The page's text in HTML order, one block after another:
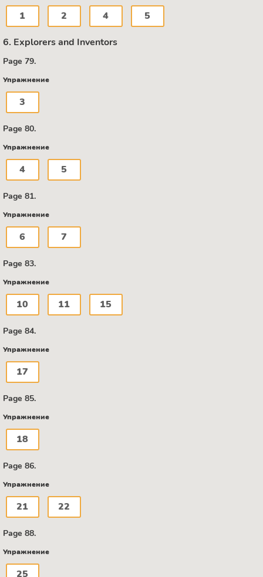
1 2 4 5
6. Explorers and Inventors
Page 79.
Упражнение
3
Page 80.
Упражнение
4 5
Page 81.
Упражнение
6 7
Page 83.
Упражнение
10 11 15
Page 84.
Упражнение
17
Page 85.
Упражнение
18
Page 86.
Упражнение
21 22
Page 88.
Упражнение
25